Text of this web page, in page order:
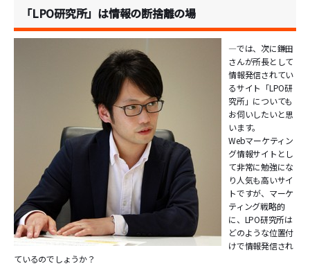
「LPO研究所」は情報の断捨離の場
―では、次に鎌田
さんが所長として
情報発信されてい
るサイト「LPO研
究所」についても
お伺いしたいと思
います。
Webマーケティン
グ情報サイトとし
て非常に勉強にな
り人気も高いサイ
トですが、マーケ
ティング戦略的
に、LPO研究所は
どのような位置付
けで情報発信され
ているのでしょうか？